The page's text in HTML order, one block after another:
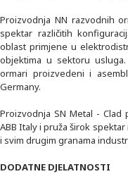
Proizvodnja NN razvodnih
spektar različitih
oblast primjene u
objektima u sektoru
ormari proizvedeni i
Germany.
Proizvodnja SN Metal -
ABB Italy i pruža širok
i svim drugim granama
DODATNE DJELATNOSTI